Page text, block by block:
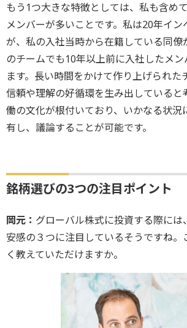
もう1つ大きな特徴としては、私も含め
メンバーが多いことです。私は20年イン
が、私の入社当時から在籍している同僚
のチームでも10年以上前に入社したメ
ます。長い時間をかけて作り上げられた
信頼や理解の好循環を生み出していると
働の文化が根付いており、いかなる状況
有し、議論することが可能です。
銘柄選びの3つの注目ポイント
岡元： グローバル株式に投資する際には
安感の３つに注目しているそうですね。
く教えていただけますか。